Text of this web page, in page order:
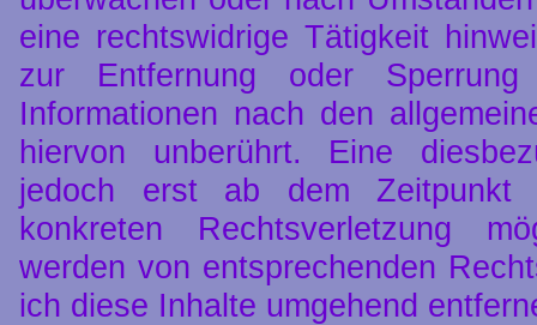
eine rechtswidrige Tätigkeit
zur Entfernung oder
Informationen nach den
hiervon unberührt. Eine
jedoch erst ab dem Zeitpunkt
konkreten Rechtsverletzung
werden von entsprechenden
ich diese Inhalte umgehend